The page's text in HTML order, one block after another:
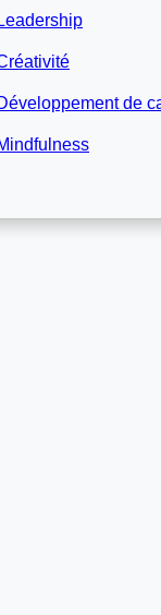
Leadership
de